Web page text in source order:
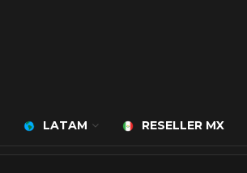
LATAM RESELLER MX